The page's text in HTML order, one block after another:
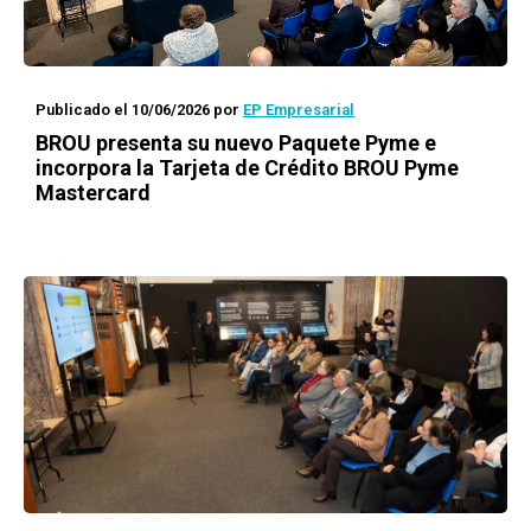
Publicado el 10/06/2026 por EP Empresarial
BROU presenta su nuevo Paquete Pyme e
incorpora la Tarjeta de Crédito BROU Pyme
Mastercard